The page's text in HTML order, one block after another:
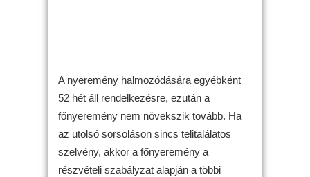
A nyeremény halmozódására egyébként
52 hét áll rendelkezésre, ezután a
főnyeremény nem növekszik tovább. Ha
az utolsó sorsoláson sincs telitalálatos
szelvény, akkor a főnyeremény a
részvételi szabályzat alapján a többi